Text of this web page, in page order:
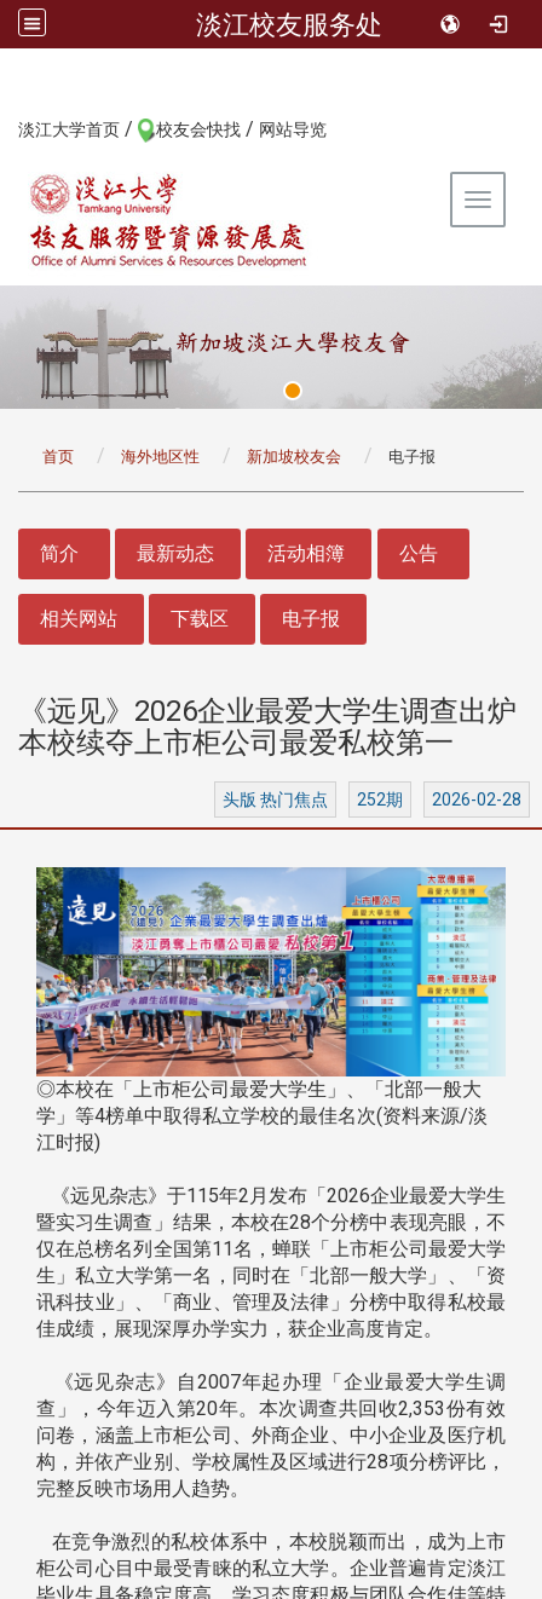
淡江校友服务处
淡江大学首页 / 校友会快找 / 网站导览
Toggle
首页 海外地区性 新加坡校友会 电子报
简介 最新动态 活动相簿 公告
相关网站 下载区 电子报
《远见》2026企业最爱大学生调查出炉
本校续夺上市柜公司最爱私校第一
头版 热门焦点 252期 2026-02-28
◎本校在「上市柜公司最爱大学生」、「北部一般大
学」等4榜单中取得私立学校的最佳名次(资料来源/淡
江时报)
《远见杂志》于115年2月发布「2026企业最爱大学生
暨实习生调查」结果，本校在28个分榜中表现亮眼，不
仅在总榜名列全国第11名，蝉联「上市柜公司最爱大学
生」私立大学第一名，同时在「北部一般大学」、「资
讯科技业」、「商业、管理及法律」分榜中取得私校最
佳成绩，展现深厚办学实力，获企业高度肯定。
《远见杂志》自2007年起办理「企业最爱大学生调
查」，今年迈入第20年。本次调查共回收2,353份有效
问卷，涵盖上市柜公司、外商企业、中小企业及医疗机
构，并依产业别、学校属性及区域进行28项分榜评比，
完整反映市场用人趋势。
在竞争激烈的私校体系中，本校脱颖而出，成为上市
柜公司心目中最受青睐的私立大学。企业普遍肯定淡江